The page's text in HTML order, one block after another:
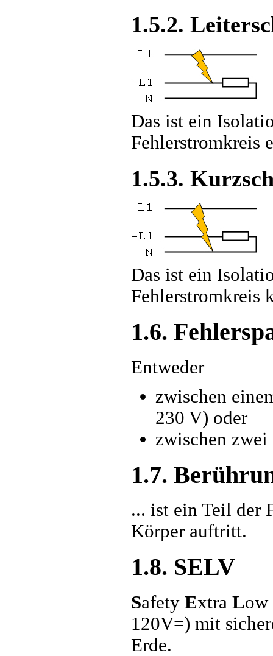
1.5.2.
Das ist ein
Fehlerstromkreis
1.5.3.
Das ist ein
Fehlerstromkreis
1.6.
Entweder
zwischen
230 V) oder
zwischen zwei
1.7.
... ist ein Teil der
Körper auftritt.
1.8. SELV
Safety Extra Low
120V=) mit
Erde.